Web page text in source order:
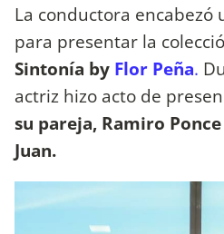
La conductora encabezó
para presentar la
Sintonía by Flor Peña.
actriz hizo acto de
su pareja, Ramiro
Juan.